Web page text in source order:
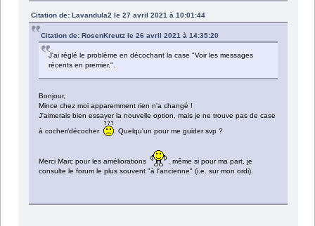
Citation de: Lavandula2 le 27 avril 2021 à 10:01:44
Citation de: RosenKreutz le 26 avril 2021 à 14:35:20
J'ai réglé le problème en décochant la case "Voir les messages
récents en premier.".
Bonjour,
Mince chez moi apparemment rien n'a changé !
J'aimerais bien essayer la nouvelle option, mais je ne trouve pas de case
à cocher/décocher
. Quelqu'un pour me guider svp ?
Merci Marc pour les améliorations
, même si pour ma part, je
consulte le forum le plus souvent "à l'ancienne" (i.e. sur mon ordi).